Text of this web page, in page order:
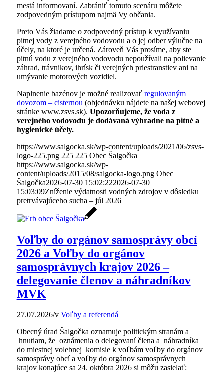
mestá informovaní. Zabrániť tomuto scenáru môžete
zodpovedným prístupom najmä Vy občania.
Preto Vás žiadame o zodpovedný prístup k využívaniu
pitnej vody z verejného vodovodu a o jej odber výlučne na
účely, na ktoré je určená. Zároveň Vás prosíme, aby ste
pitnú vodu z verejného vodovodu nepoužívali na polievanie
záhrad, trávnikov, ihrísk či verejných priestranstiev ani na
umývanie motorových vozidiel.
Naplnenie bazénov je možné realizovať regulovaným
dovozom – cisternou (objednávku nájdete na našej webovej
stránke www.zsvs.sk). Upozorňujeme, že voda z
verejného vodovodu je dodávaná výhradne na pitné a
hygienické účely.
https://www.salgocka.sk/wp-content/uploads/2021/06/zsvs-
logo-225.png 225 225 Obec Šalgočka
https://www.salgocka.sk/wp-
content/uploads/2015/08/salgocka-logo.png Obec
Šalgočka2026-07-30 15:02:222026-07-30
15:03:09Zníženie výdatnosti vodných zdrojov v dôsledku
pretrvávajúceho sucha – júl 2026
Voľby do orgánov samosprávy obcí
2026 a Voľby do orgánov
samosprávnych krajov 2026 –
delegovanie členov a náhradníkov
MVK
27.07.2026/v Voľby a referendá
Obecný úrad Šalgočka oznamuje politickým stranám a
hnutiam, že oznámenia o delegovaní člena a náhradníka
do miestnej volebnej komisie k voľbám voľby do orgánov
samosprávy obcí a voľby do orgánov samosprávnych
krajov konajúce sa 24. októbra 2026 si môžu zasielať: